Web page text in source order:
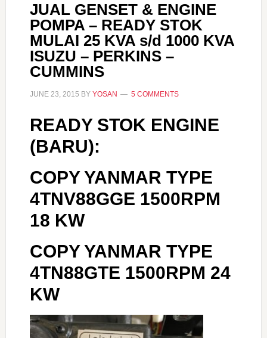
JUAL GENSET & ENGINE
POMPA – READY STOK
MULAI 25 KVA s/d 1000 KVA
ISUZU – PERKINS –
CUMMINS
JUNE 23, 2015 BY YOSAN 5 COMMENTS
READY STOK ENGINE
(BARU):
COPY YANMAR TYPE
4TNV88GGE 1500RPM
18 KW
COPY YANMAR TYPE
4TN88GTE 1500RPM 24
KW